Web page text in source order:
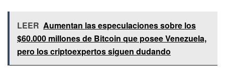
LEER Aumentan las especulaciones sobre los
$60.000 millones de Bitcoin que posee Venezuela,
pero los criptoexpertos siguen dudando